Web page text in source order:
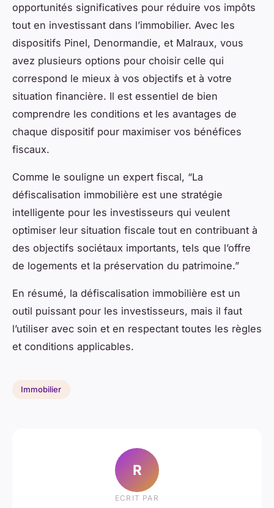
opportunités significatives pour réduire vos impôts
tout en investissant dans l’immobilier. Avec les
dispositifs Pinel, Denormandie, et Malraux, vous
avez plusieurs options pour choisir celle qui
correspond le mieux à vos objectifs et à votre
situation financière. Il est essentiel de bien
comprendre les conditions et les avantages de
chaque dispositif pour maximiser vos bénéfices
fiscaux.
Comme le souligne un expert fiscal, “La
défiscalisation immobilière est une stratégie
intelligente pour les investisseurs qui veulent
optimiser leur situation fiscale tout en contribuant à
des objectifs sociétaux importants, tels que l’offre
de logements et la préservation du patrimoine.”
En résumé, la défiscalisation immobilière est un
outil puissant pour les investisseurs, mais il faut
l’utiliser avec soin et en respectant toutes les règles
et conditions applicables.
Immobilier
R
ECRIT PAR